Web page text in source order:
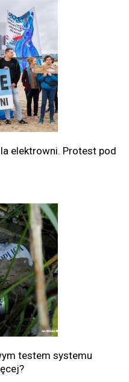
elektrowni. Protest pod
testem systemu